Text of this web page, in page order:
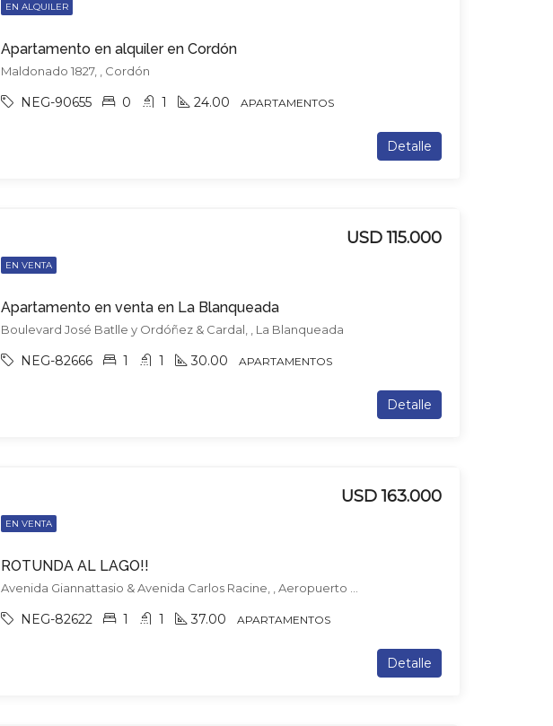
EN ALQUILER
Apartamento en alquiler en Cordón
Maldonado 1827, , Cordón
NEG-90655 0 1 24.00 APARTAMENTOS
Detalle
EN VENTA
Apartamento en venta en La Blanqueada
USD 115.000
Boulevard José Batlle y Ordóñez & Cardal, , La Blanqueada
NEG-82666 1 1 30.00 APARTAMENTOS
Detalle
EN VENTA
ROTUNDA AL LAGO!!
USD 163.000
NEG-82622 1 1 37.00 APARTAMENTOS
Detalle